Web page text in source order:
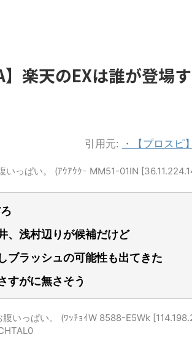
】楽天のEXは誰が登場
引用元: ・【プロス
いっぱい。 (ｱｳｱｳｸｰ MM51-01IN
、浅村辺りが候補だけど
ブラッシュの可能性も出てきた
すがに無さそう
いっぱい。 (ﾜｯﾁｮｲW 8588-E5Wk